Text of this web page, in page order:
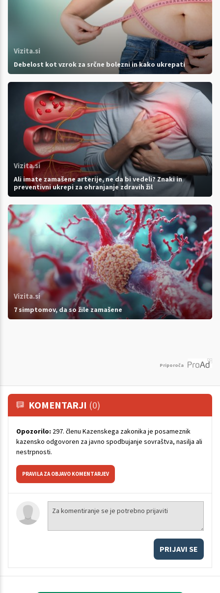
Vizita.si
Debelost kot vzrok za srčne bolezni in kako ukrepati
Vizita.si
Ali imate zamašene arterije, ne da bi vedeli? Znaki in
preventivni ukrepi za ohranjanje zdravih žil
Vizita.si
7 simptomov, da so žile zamašene
Priporoča
KOMENTARJI (0)
Opozorilo: 297. členu Kazenskega zakonika je posameznik
kazensko odgovoren za javno spodbujanje sovraštva, nasilja ali
nestrpnosti.
PRAVILA ZA OBJAVO KOMENTARJEV
PRIJAVI SE